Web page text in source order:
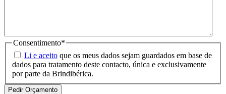
Consentimento*
Li e aceito que os meus dados sejam guardados em base de
dados para tratamento deste contacto, única e exclusivamente
por parte da Brindibérica.